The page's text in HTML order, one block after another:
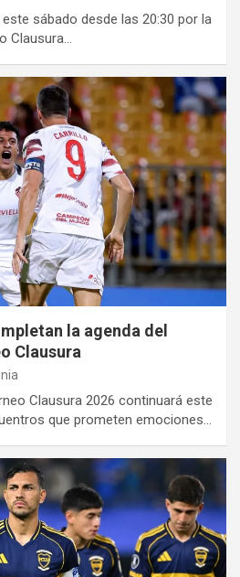
sábado desde las 20:30 por la
Clausura…
la agenda del
Clausura
Clausura 2026 continuará este
que prometen emociones…